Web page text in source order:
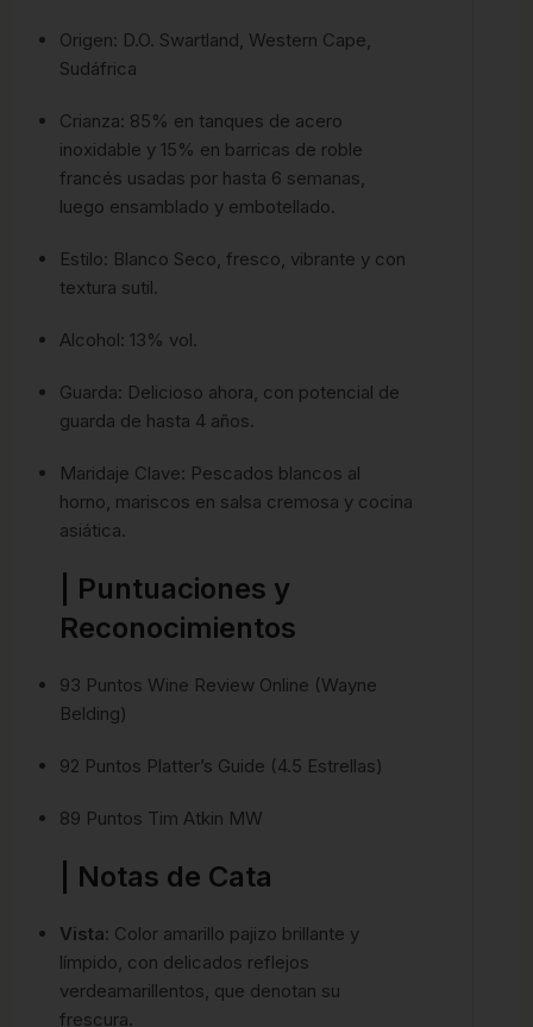
Origen: D.O. Swartland, Western Cape,
Sudáfrica
Crianza: 85% en tanques de acero
inoxidable y 15% en barricas de roble
francés usadas por hasta 6 semanas,
luego ensamblado y embotellado.
Estilo: Blanco Seco, fresco, vibrante y con
textura sutil.
Alcohol: 13% vol.
Guarda: Delicioso ahora, con potencial de
guarda de hasta 4 años.
Maridaje Clave: Pescados blancos al
horno, mariscos en salsa cremosa y cocina
asiática.
| Puntuaciones y
Reconocimientos
93 Puntos Wine Review Online (Wayne
Belding)
92 Puntos Platter’s Guide (4.5 Estrellas)
89 Puntos Tim Atkin MW
| Notas de Cata
Vista: Color amarillo pajizo brillante y
límpido, con delicados reflejos
verdeamarillentos, que denotan su
frescura.